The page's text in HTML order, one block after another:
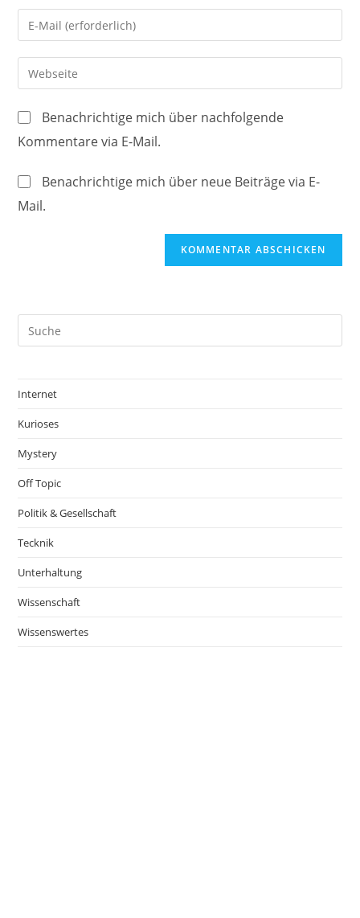
Namen
oder
Benutzernamen
zum
ein
Gib
deine
E-
Mail-
zum
Kommentieren
Gib
deine
Website-
URL
ein
Benachrichtige mich über nachfolgende
Kommentare via E-Mail.
Benachrichtige mich über neue Beiträge via E-
Mail.
Internet
Kurioses
Mystery
Off Topic
Politik & Gesellschaft
Tecknik
Unterhaltung
Wissenschaft
Wissenswertes